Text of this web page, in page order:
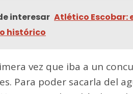
interesar Atlético Escobar:
histórico
vez que iba a un
Para poder sacarla del